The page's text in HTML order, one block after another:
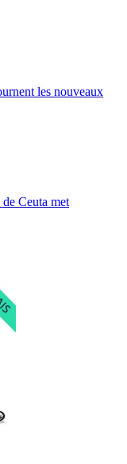
les nouveaux
Ceuta met